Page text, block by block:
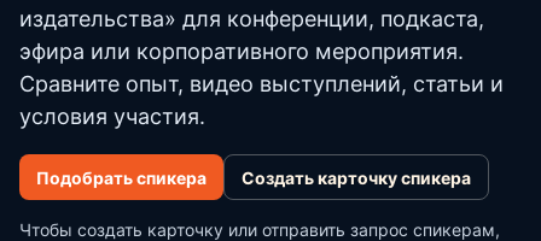
издательства» для конференции, подкаста,
эфира или корпоративного мероприятия.
Сравните опыт, видео выступлений, статьи и
условия участия.
Подобрать спикера Создать карточку спикера
Чтобы создать карточку или отправить запрос спикерам,